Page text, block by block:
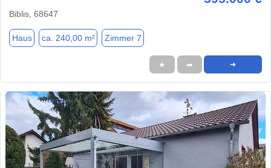
Biblis, 68647
Haus ca. 240,00 m² Zimmer 7
★ ➦ ➜